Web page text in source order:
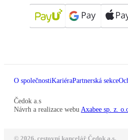
O společnostiKariéraPartnerská sekce
Čedok a.s
Návrh a realizace webu Axabee sp. z.
© 2026, cestovní kancelář Čedok a.s.